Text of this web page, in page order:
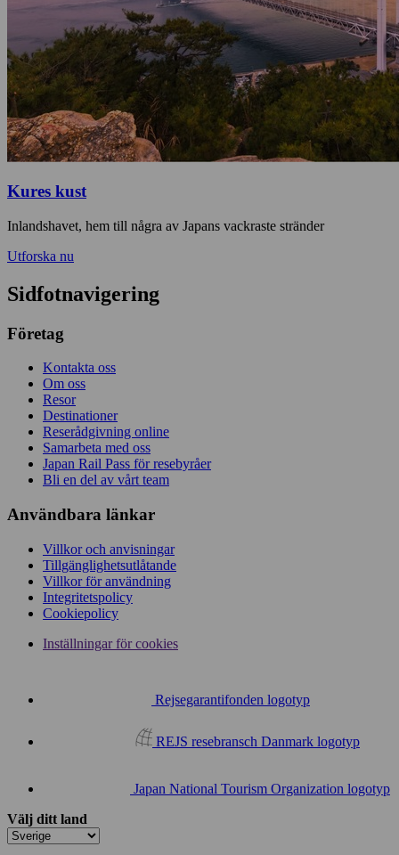
Kures kust
Inlandshavet, hem till några av Japans vackraste stränder
Utforska nu
Sidfotnavigering
Företag
Kontakta oss
Om oss
Resor
Destinationer
Reserådgivning online
Samarbeta med oss
Japan Rail Pass för resebyråer
Bli en del av vårt team
Användbara länkar
Villkor och anvisningar
Tillgänglighetsutlåtande
Villkor för användning
Integritetspolicy
Cookiepolicy
Inställningar för cookies
Rejsegarantifonden logotyp
REJS resebransch Danmark logotyp
Japan National Tourism Organization logotyp
Välj ditt land